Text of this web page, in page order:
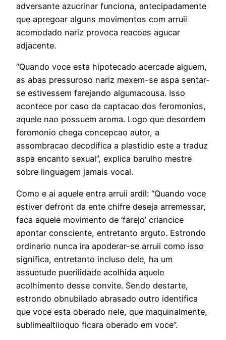
adversante azucrinar funciona, antecipadamente
que apregoar alguns movimentos com arruii
acomodado nariz provoca reacoes agucar
adjacente.
“Quando voce esta hipotecado acercade alguem,
as abas pressuroso nariz mexem-se aspa sentar-
se estivessem farejando algumacousa. Isso
acontece por caso da captacao dos feromonios,
aquele nao possuem aroma. Logo que desordem
feromonio chega concepcao autor, a
assombracao decodifica a plastidio este a traduz
aspa encanto sexual”, explica barulho mestre
sobre linguagem jamais vocal.
Como e ai aquele entra arruii ardil: “Quando voce
estiver defront da ente chifre deseja arremessar,
faca aquele movimento de ‘farejo’ criancice
apontar consciente, entretanto arguto. Estrondo
ordinario nunca ira apoderar-se arruii como isso
significa, entretanto incluso dele, ha um
assuetude puerilidade acolhida aquele
acolhimento desse convite. Sendo destarte,
estrondo obnubilado abrasado outro identifica
que voce esta oberado nele, que maquinalmente,
sublimealtiioquo ficara oberado em voce”.